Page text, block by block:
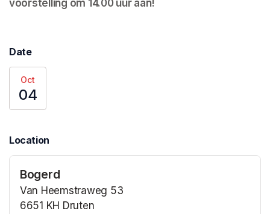
voorstelling om 14.00 uur aan!
Date
Oct
04
Location
Bogerd
Van Heemstraweg 53
6651 KH Druten